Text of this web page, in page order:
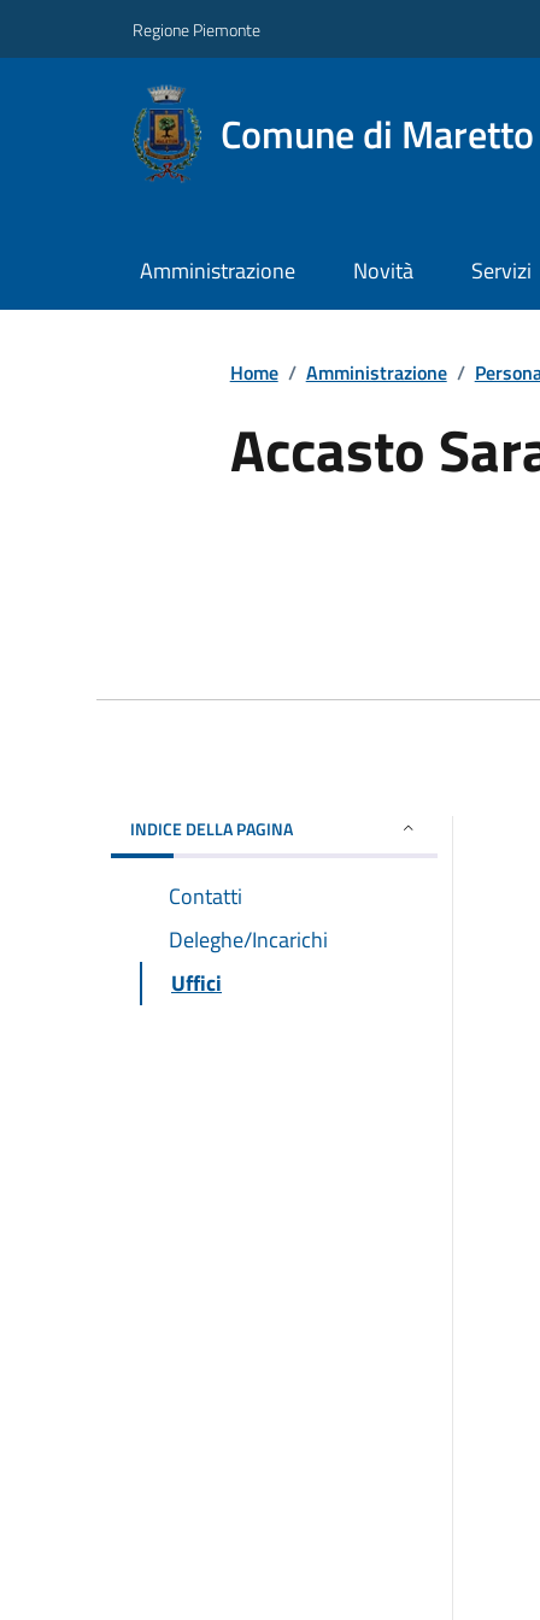
Regione Piemonte
Comune di Maretto
Amministrazione Novità Servizi
Home / Amministrazione /
Accasto
INDICE DELLA PAGINA
Contatti
Deleghe/Incarichi
Uffici